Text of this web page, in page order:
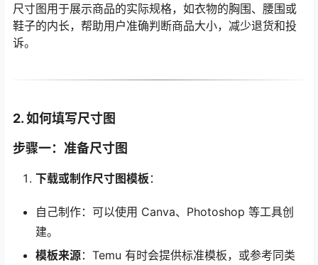
尺寸图用于展示商品的实际规格，如衣物的胸围、腰围或
鞋子的内长，帮助用户准确判断商品大小，减少退货和投
诉。
2. 如何填写尺寸图
步骤一：准备尺寸图
下载或制作尺寸图模板 ：
自己制作：可以使用 Canva、Photoshop 等工具创
建。
模板来源：Temu 有时会提供标准模板，或参考同类